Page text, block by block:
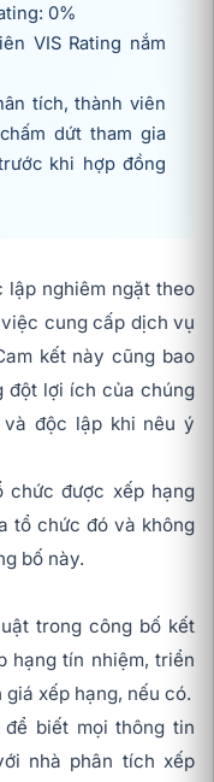
0%
VIS Rating nắm
tích, thành viên
dứt tham gia
khi hợp đồng
lập nghiêm ngặt theo
cung cấp dịch vụ
kết này cũng bao
đột lợi ích của chúng
độc lập khi nêu ý
chức được xếp hạng
tổ chức đó và không
bố này.
trong công bố kết
hạng tín nhiệm, triển
xếp hạng, nếu có.
để biết mọi thông tin
nhà phân tích xếp